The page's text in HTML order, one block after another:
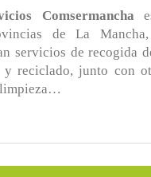
Comsermancha
de La
servicios de recogida
reciclado, junto con
limpieza…